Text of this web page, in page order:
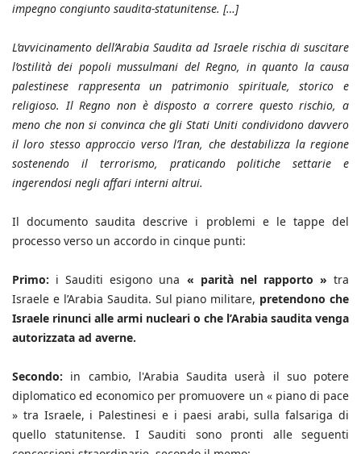
impegno congiunto saudita-statunitense. […]
L’avvicinamento dell’Arabia Saudita ad Israele rischia di suscitare
l’ostilità dei popoli mussulmani del Regno, in quanto la causa
palestinese rappresenta un patrimonio spirituale, storico e
religioso. Il Regno non è disposto a correre questo rischio, a
meno che non si convinca che gli Stati Uniti condividono davvero
il loro stesso approccio verso l’Iran, che destabilizza la regione
sostenendo il terrorismo, praticando politiche settarie e
ingerendosi negli affari interni altrui.
Il documento saudita descrive i problemi e le tappe del
processo verso un accordo in cinque punti:
Primo: i Sauditi esigono una « parità nel rapporto » tra
Israele e l’Arabia Saudita. Sul piano militare, pretendono che
Israele rinunci alle armi nucleari o che l’Arabia saudita venga
autorizzata ad averne.
Secondo: in cambio, l'Arabia Saudita userà il suo potere
diplomatico ed economico per promuovere un « piano di pace
» tra Israele, i Palestinesi e i paesi arabi, sulla falsariga di
quello statunitense. I Sauditi sono pronti alle seguenti